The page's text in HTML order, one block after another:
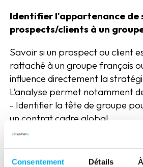
Consentement Détails
Identifier l'appartenance de
prospects/clients à un
Savoir si un prospect ou client
rattaché à un groupe français
influence directement la
L’analyse permet notamment
- Identifier la tête de groupe
un contrat cadre global
- Déterminer le niveau de
(majoritaire, minorité de
simple)